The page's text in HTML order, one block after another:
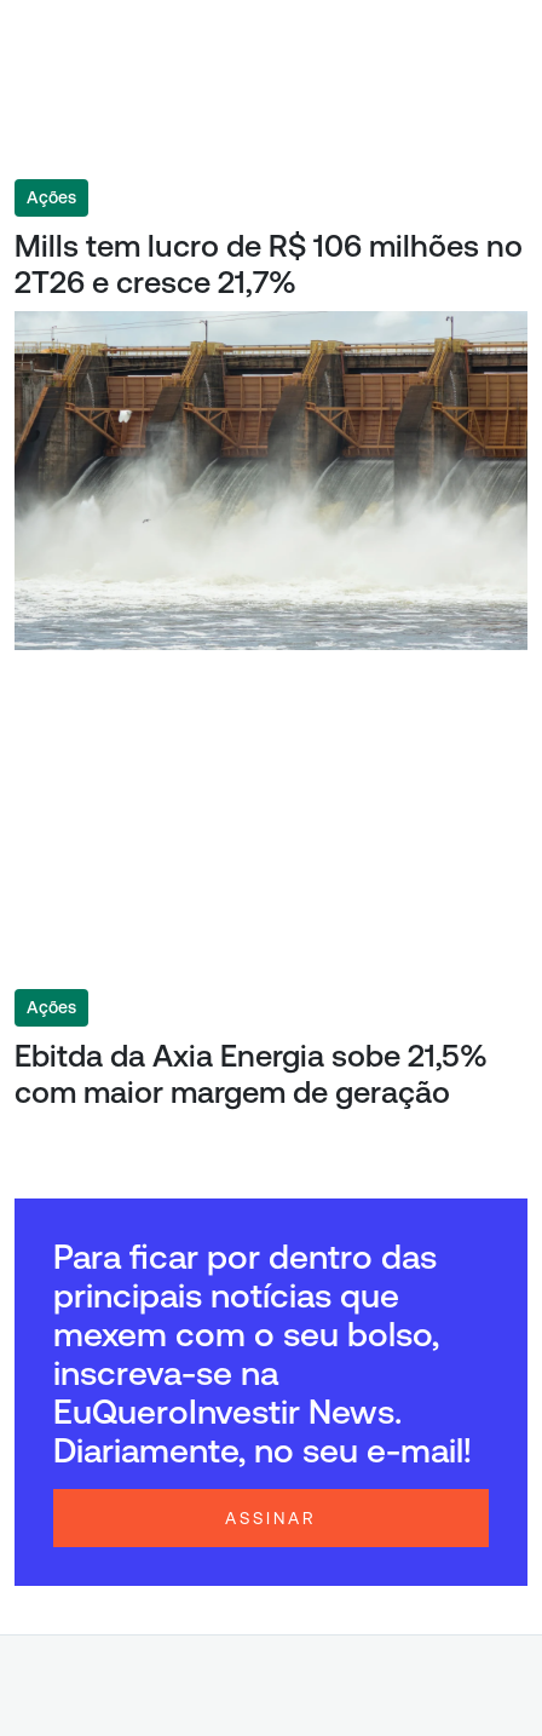
Ações
Mills tem lucro de R$ 106 milhões no
2T26 e cresce 21,7%
Ações
Ebitda da Axia Energia sobe 21,5%
com maior margem de geração
Para ficar por dentro das
principais notícias que
mexem com o seu bolso,
inscreva-se na
EuQueroInvestir News.
Diariamente, no seu e-mail!
ASSINAR